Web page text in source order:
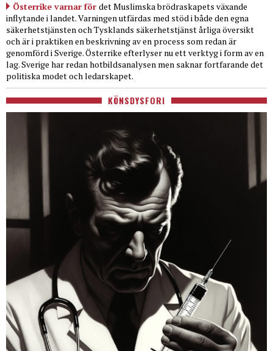
Österrike varnar för det Muslimska brödraskapets växande
inflytande i landet. Varningen utfärdas med stöd i både den egna
säkerhetstjänsten och Tysklands säkerhetstjänst årliga översikt
och är i praktiken en beskrivning av en process som redan är
genomförd i Sverige. Österrike efterlyser nu ett verktyg i form av en
lag. Sverige har redan hotbildsanalysen men saknar fortfarande det
politiska modet och ledarskapet.
KÖNSDYSFORI